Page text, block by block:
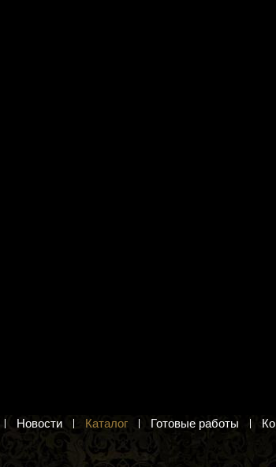
Новости Каталог Готовые работы